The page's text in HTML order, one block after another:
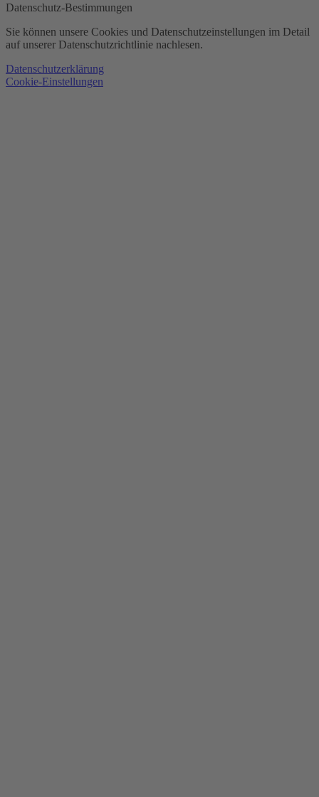
Datenschutz-Bestimmungen
Sie können unsere Cookies und Datenschutzeinstellungen im Detail
auf unserer Datenschutzrichtlinie nachlesen.
Datenschutzerklärung
Cookie-Einstellungen